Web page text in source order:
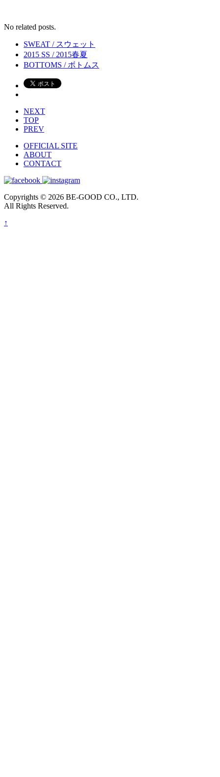
No related posts.
SWEAT / スウェット
2015 SS / 2015春夏
BOTTOMS / ボトムス
NEXT
TOP
PREV
OFFICIAL SITE
ABOUT
CONTACT
Copyrights © 2026 BE-GOOD CO., LTD.
All Rights Reserved.
↑